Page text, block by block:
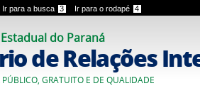
Ir para a busca 3 Ir para o rodapé 4
do Paraná
de Relações
PÚBLICO, GRATUITO E DE QUALIDADE